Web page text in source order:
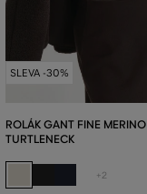
SLEVA -30%
ROLÁK GANT FINE MERINO
TURTLENECK
+2